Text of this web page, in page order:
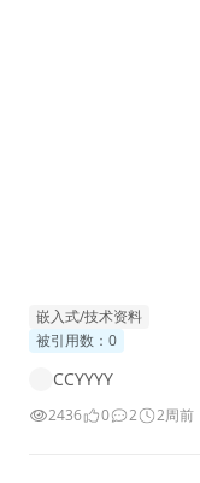
嵌入式/技术资料
被引用数：0
CCYYYY
2436 0 2 2周前